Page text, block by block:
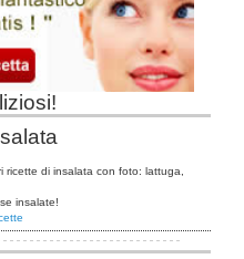
ricette di insalata con foto: lattuga,
insalate!